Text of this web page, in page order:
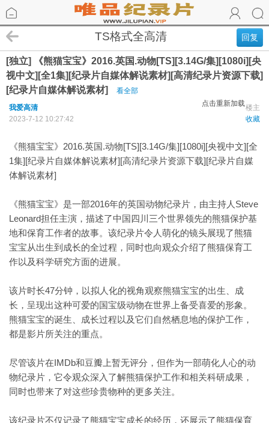
回复
TS格式全高清
[独立] 《熊猫宝宝》2016.英国.动物[TS][3.14G/集][1080i][央
视中文][全1集][纪录片自媒体解说素材][高清纪录片资源下载]
[纪录片自媒体解说素材]
看全部
点击重新加载楼主
我爱高清
收藏
2023-7-12 10:27:42
《熊猫宝宝》2016.英国.动物[TS][3.14G/集][1080i][央视中文][全
1集][纪录片自媒体解说素材][高清纪录片资源下载][纪录片自媒
体解说素材]
《熊猫宝宝》是一部2016年的英国动物纪录片，由主持人Steve
Leonard担任主演，描述了中国四川三个世界领先的熊猫保护基
地和保育工作者的故事。该纪录片令人萌化的镜头展现了熊猫
宝宝从出生到成长的全过程，同时也向观众介绍了熊猫保育工
作以及科学研究方面的进展。
该片时长47分钟，以拟人化的视角观察熊猫宝宝的出生、成
长，呈现出这种可爱的国宝级动物在世界上备受喜爱的形象。
熊猫宝宝的诞生、成长过程以及它们自然栖息地的保护工作，
都是影片所关注的重点。
尽管该片在IMDb和豆瓣上暂无评分，但作为一部萌化人心的动
物纪录片，它令观众深入了解熊猫保护工作和相关科研成果，
同时也带来了对这些珍贵物种的更多关注。
该纪录片不仅记录了熊猫宝宝成长的经历，还展示了熊猫保育